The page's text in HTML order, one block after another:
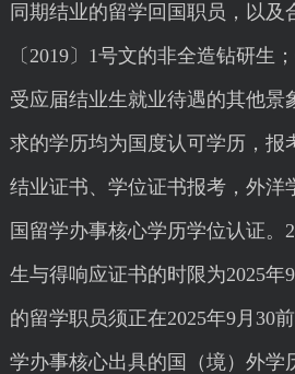
同期结业的留学回国职员，以及
〔2019〕1号文的非全造钻研
受应届结业生就业待遇的其他景
求的学历均为国度认可学历，报
结业证书、学位证书报考，外洋
国留学办事核心学历学位认证。
生与得响应证书的时限为2025年
的留学职员须正在2025年9月30
学办事核心出具的国（境）外学